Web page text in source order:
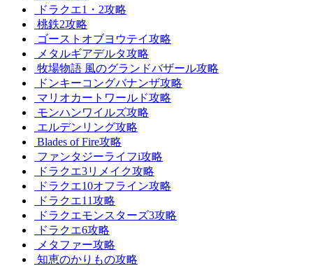
ドラクエ1・2攻略
桃鉄2攻略
ゴーストオブヨウテイ攻略
メタルギアデルタ攻略
牧場物語 風のグランドバザール攻略
ドンキーコングバナンザ攻略
マリオカートワールド攻略
モンハンワイルズ攻略
エルデンリング攻略
Blades of Fire攻略
ファンタジーライフi攻略
ドラクエ3リメイク攻略
ドラクエ10オフライン攻略
ドラクエ11攻略
ドラクエモンスターズ3攻略
ドラクエ6攻略
メタファー攻略
知恵のかりもの攻略